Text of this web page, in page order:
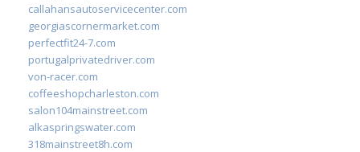
callahansautoservicecenter.com
georgiascornermarket.com
perfectfit24-7.com
portugalprivatedriver.com
von-racer.com
coffeeshopcharleston.com
salon104mainstreet.com
alkaspringswater.com
318mainstreet8h.com